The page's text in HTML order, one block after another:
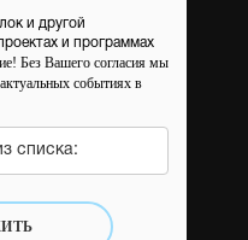
и другой
и программах
Без Вашего согласия мы
событиях в
списка: